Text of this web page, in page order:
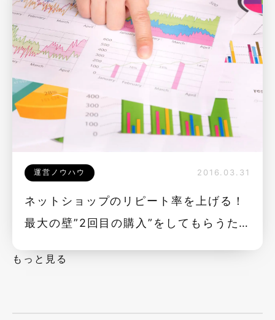
運営ノウハウ 2016.03.31
ネットショップのリピート率を上げる！
最大の壁”2回目の購入”をしてもらうた
もっと見る